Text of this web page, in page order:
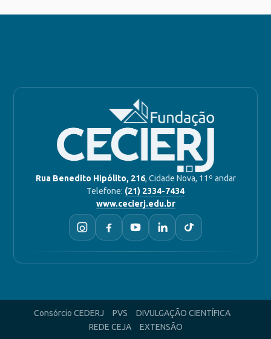
Rua Benedito Hipólito, 216, Cidade Nova, 11º andar
Telefone: (21) 2334-7434
www.cecierj.edu.br
Consórcio CEDERJ PVS
DIVULGAÇÃO CIENTÍFICA
REDE CEJA
EXTENSÃO